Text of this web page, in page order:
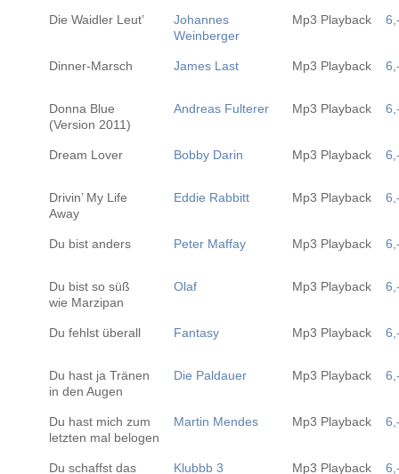
Die Waidler Leut’
Johannes
Weinberger
Mp3 Playback
Dinner-Marsch James Last Mp3 Playback
Donna Blue
(Version 2011)
Andreas Fulterer Mp3 Playback
Dream Lover Bobby Darin Mp3 Playback
Drivin’ My Life
Away
Eddie Rabbitt Mp3 Playback
Du bist anders Peter Maffay Mp3 Playback
Du bist so süß
wie Marzipan
Olaf Mp3 Playback
Du fehlst überall Fantasy Mp3 Playback
Du hast ja Tränen
in den Augen
Die Paldauer Mp3 Playback
Du hast mich zum
letzten mal belogen
Martin Mendes Mp3 Playback
Du schaffst das
Klubbb 3 Mp3 Playback